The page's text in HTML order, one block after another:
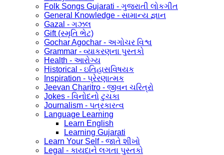
Folk Songs Gujarati - ગુજરાતી લોકગીત
General Knowledge - સામાન્ય જ્ઞાન
Gazal - ગઝલ
Gift (સ્મૃતિ ભેટ)
Gochar Agochar - અગોચર વિશ્વ
Grammar - વ્યાકરણના પુસ્તકો
Health - આરોગ્ય
Historical - ઇતિહાસવિષયક
Inspiration - પ્રેરણાત્મક
Jeevan Charitro - જીવન ચરિત્રો
Jokes - વિનોદનો ટુચકા
Journalism - પત્રકારત્વ
Language Learning
Learn English
Learning Gujarati
Learn Your Self - જાતે શીખો
Legal - કાયદાને લગતા પુસ્તકો